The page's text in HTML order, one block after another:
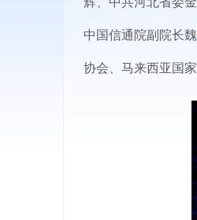
中国信通院副院长
协会、马来西亚国